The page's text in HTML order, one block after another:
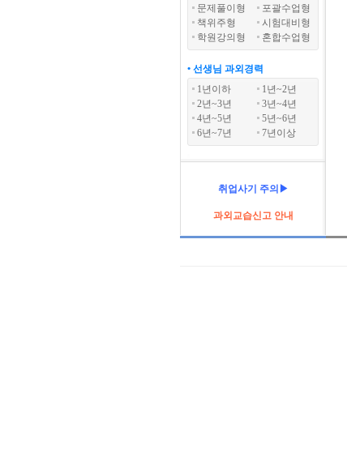
문제풀이형
포괄수업형
책위주형
시험대비형
학원강의형
혼합수업형
• 선생님 과외경력
1년이하
1년~2년
2년~3년
3년~4년
4년~5년
5년~6년
6년~7년
7년이상
취업사기 주의▶
과외교습신고 안내